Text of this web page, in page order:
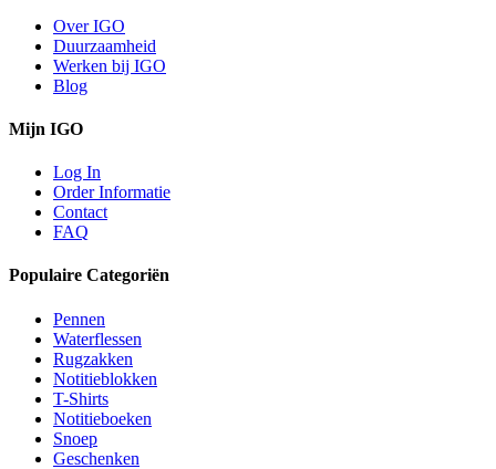
Over IGO
Duurzaamheid
Werken bij IGO
Blog
Mijn IGO
Log In
Order Informatie
Contact
FAQ
Populaire Categoriën
Pennen
Waterflessen
Rugzakken
Notitieblokken
T-Shirts
Notitieboeken
Snoep
Geschenken